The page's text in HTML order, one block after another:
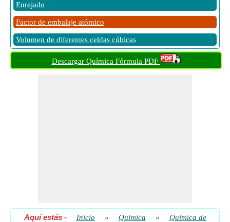
Enrejado
Factor de embalaje atómico
Volumen de diferentes celdas cúbicas
Descargar Química Fórmula PDF
Aquí estás- Inicio » Química »
Química de